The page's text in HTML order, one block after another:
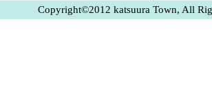
Copyright©2012 katsuura Town, All